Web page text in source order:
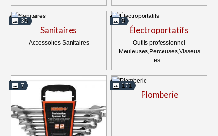
35
Sanitaires
Accessoires Sanitaires
9
Électroportatifs
Outils professionnel
Meuleuses,Perceuses,Visseus
es...
7 171
Plomberie